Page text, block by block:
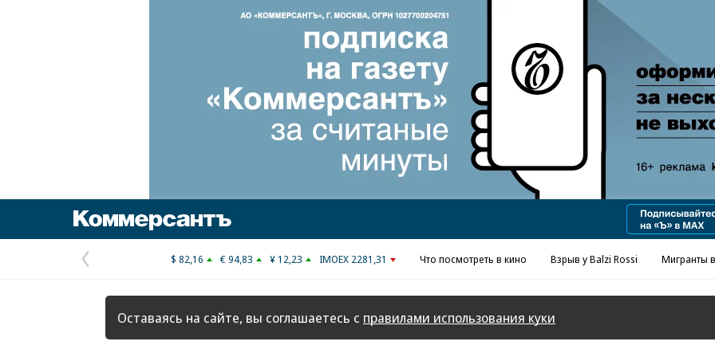
Реклама в «Ъ» www.kommersant.ru/ad
Предыдущая
страница
$ 82,16 € 94,83 ¥ 12,23 IMOEX 2281,31 Что посмотреть в кино Взрыв у Balzi Rossi Мигранты
Оставаясь на сайте, вы соглашаетесь с правилами использования куки